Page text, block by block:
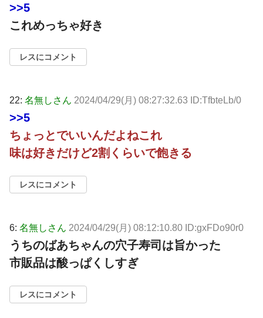
>>5
これめっちゃ好き
レスにコメント
22: 名無しさん 2024/04/29(月) 08:27:32.63 ID:TfbteLb/0
>>5
ちょっとでいいんだよねこれ
味は好きだけど2割くらいで飽きる
レスにコメント
6: 名無しさん 2024/04/29(月) 08:12:10.80 ID:gxFDo90r0
うちのばあちゃんの穴子寿司は旨かった
市販品は酸っぱくしすぎ
レスにコメント